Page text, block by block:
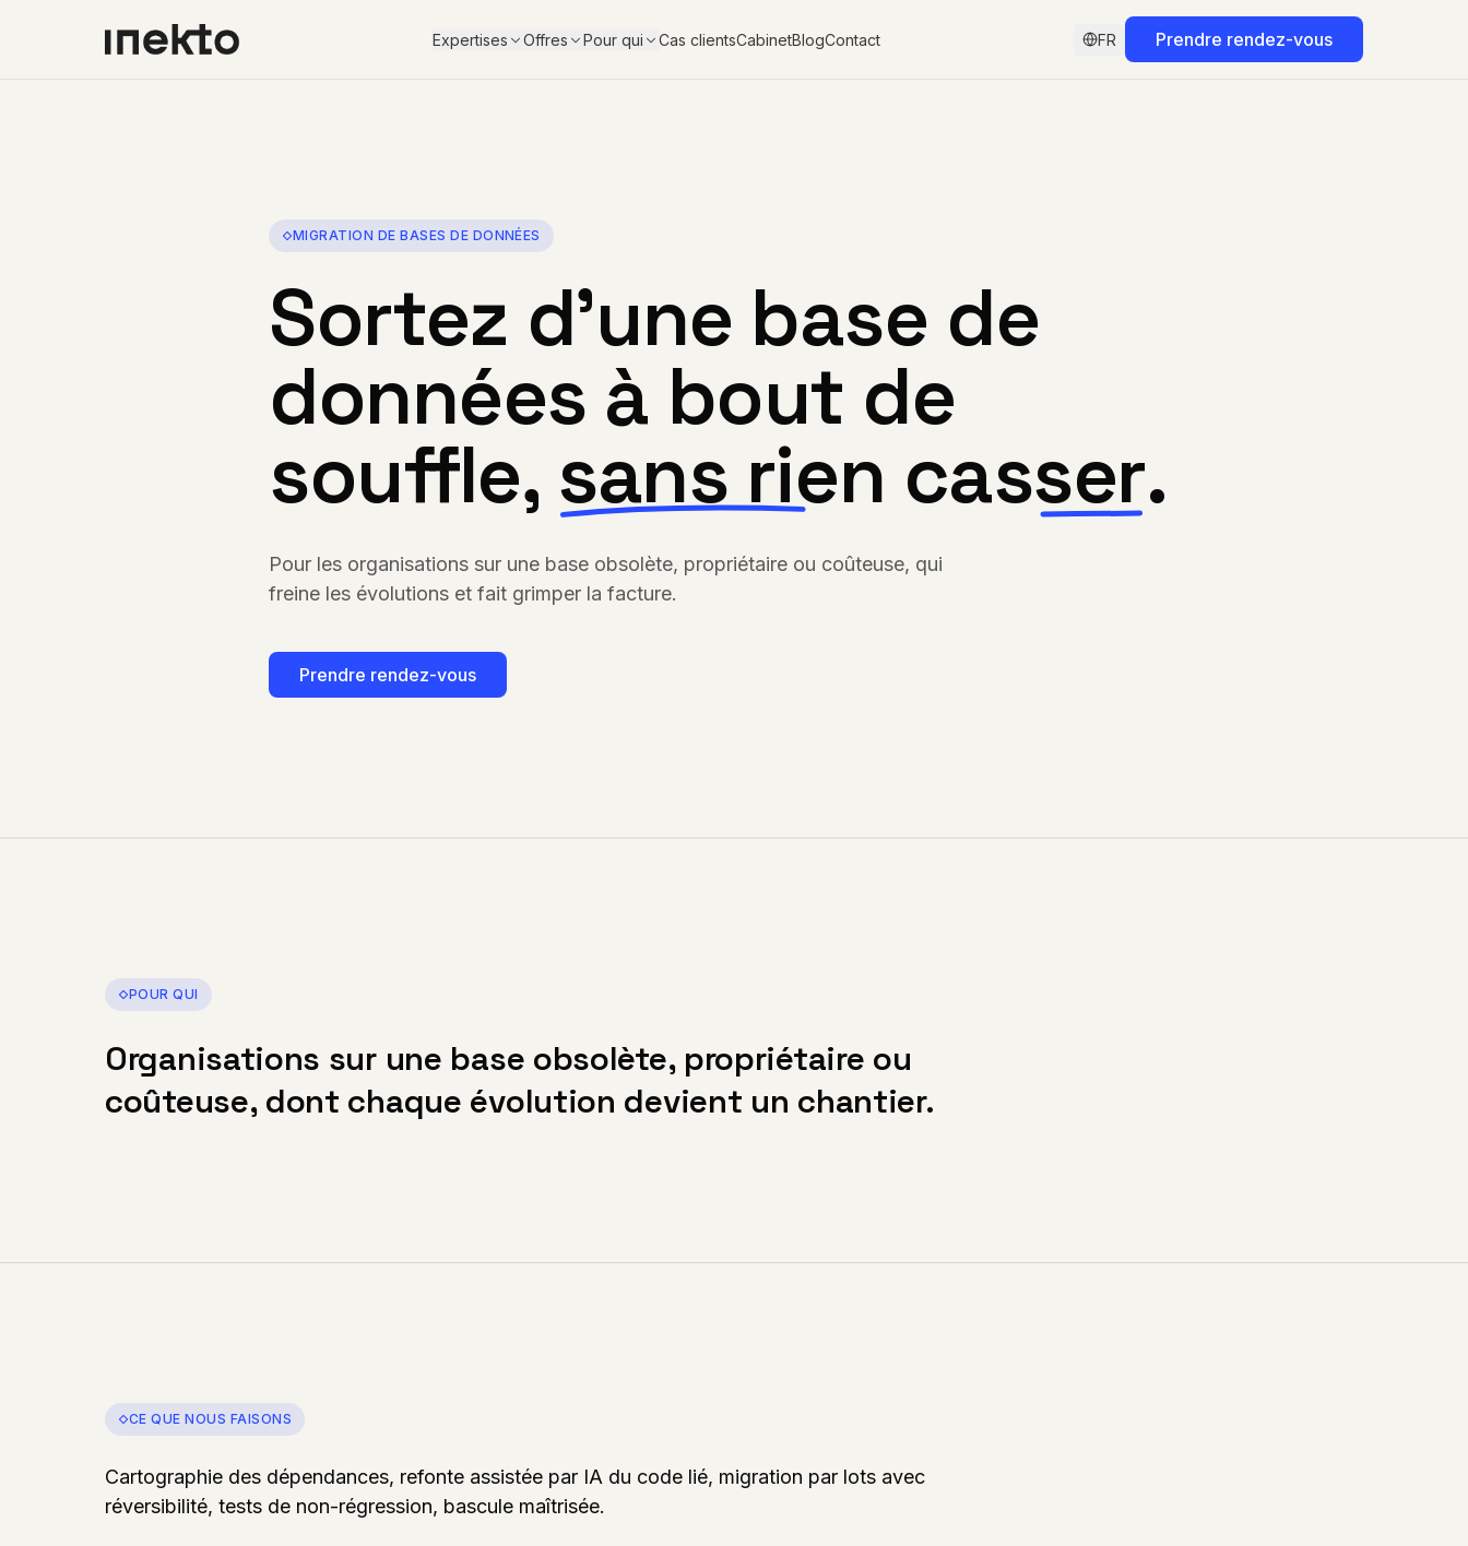
Expertises Offres Pour qui Cas clientsCabinetBlogContact FR Prendre rendez-vous
MIGRATION DE BASES DE DONNÉES
Sortez d'une base de
données à bout de
souffle, sans rien casser.
Pour les organisations sur une base obsolète, propriétaire ou coûteuse, qui
freine les évolutions et fait grimper la facture.
Prendre rendez-vous
POUR QUI
Organisations sur une base obsolète, propriétaire ou
coûteuse, dont chaque évolution devient un chantier.
CE QUE NOUS FAISONS
Cartographie des dépendances, refonte assistée par IA du code lié, migration par lots avec
réversibilité, tests de non-régression, bascule maîtrisée.